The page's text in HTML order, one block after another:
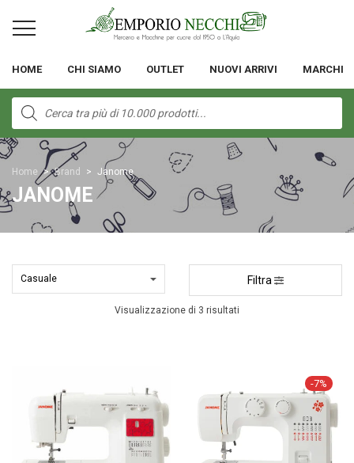
HOME CHI SIAMO OUTLET NUOVI ARRIVI MARCHI
Products
search
Home > Brand > Janome
JANOME
Filtra
Visualizzazione di 3 risultati
-7%